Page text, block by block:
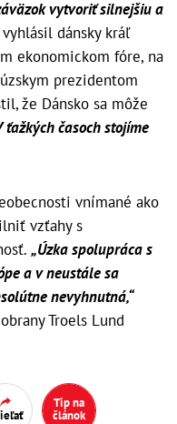
vytvoriť silnejšiu a
dánsky kráľ
ekonomickom fóre, na
prezidentom
že Dánsko sa môže
ťažkých časoch stojíme
vnímané ako
vzťahy s
„Úzka spolupráca s
a v neustále sa
nevyhnutná,“
Troels Lund
Tip na
článok